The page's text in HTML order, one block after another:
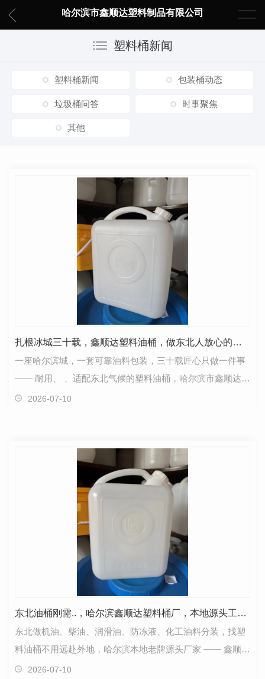
哈尔滨市鑫顺达塑料制品有限公司
塑料桶新闻
塑料桶新闻 包装桶动态
垃圾桶问答 时事聚焦
其他
扎根冰城三十载，鑫顺达塑料油桶，做东北人放心的包装容器
一座哈尔滨城，一套可靠油料包装，三十载匠心只做一件事
—— 耐用、 、适配东北气候的塑料油桶，哈尔滨市鑫顺达塑
料制品厂，本土自有生产线，用实打实的工艺，…
2026-07-10
东北油桶刚需..，哈尔滨鑫顺达塑料桶厂，本地源头工厂省心靠谱
东北做机油、柴油、润滑油、防冻液、化工油料分装，找塑
料油桶不用远赴外地，哈尔滨本地老牌源头厂家 —— 鑫顺达
塑料桶厂，深耕中空吹塑近三十年，专做适配东北低…
2026-07-10